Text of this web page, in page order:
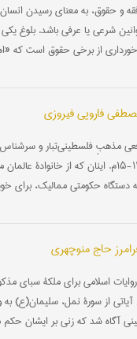
و حقوق، به معناي رسيدن
شرعی يا عرفی باشد. بلوغ
از برخی حقوق است كه
فارویی فیروزی
مذهب‌ِ فلسطینی‌تبار و
سده‌های‌ ۷-۹ق‌ / ۱۳-۱۵م‌. اینان‌ که‌ از
دستگاه‌ حکومتی‌ ممالیک‌، برای‌
حاج منوچهری
اسلامی‌ برای‌ ملکۀ سبای‌
از سورۀ نمل‌، سلیمان‌(ع‌) به‌
آگاه‌ شد که‌ زنی‌ بر ایشان‌ حکم‌